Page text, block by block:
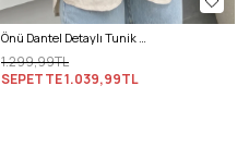
Önü Dantel Detaylı Tunik 61640 - BEJ
1.299,99TL
SEPETTE1.039,99TL